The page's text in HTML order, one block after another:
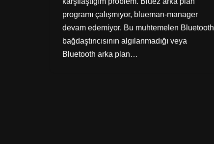
programı çalışmıyor, blueman-manager
devam edemiyor. Bu muhtemelen Bluetooth
bağdaştırıcısının algılanmadığı veya
Bluetooth arka plan…